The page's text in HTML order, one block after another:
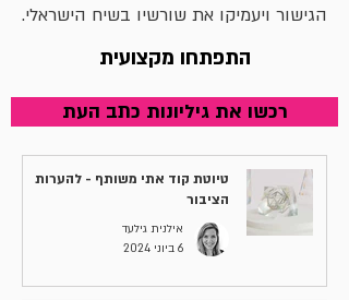
הגישור ויעמיקו את שורשיו בשיח הישראלי.
התפתחו מקצועית
רכשו את גיליונות כתב העת
טיוטת קוד אתי משותף - להערות
הציבור
אילנית גילעד
6 ביוני 2024